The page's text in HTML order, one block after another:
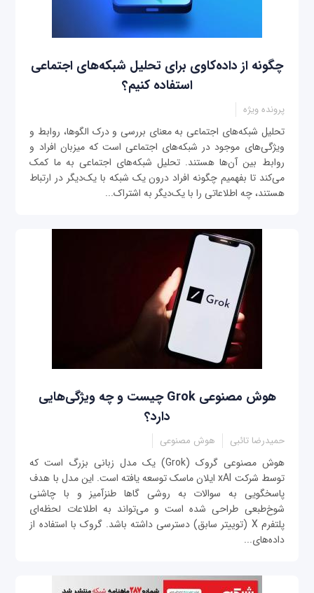
چگونه از داده‌کاوی برای تحلیل شبکه‌های اجتماعی
استفاده کنیم؟
پرونده ویژه
تحلیل شبکه‌های اجتماعی به معنای بررسی و درک الگوها، روابط و
ویژگی‌های موجود در شبکه‌های اجتماعی است که میزبان افراد و
روابط بین آن‌ها هستند. تحلیل شبکه‌های اجتماعی به ما کمک
می‌کند تا بفهمیم چگونه افراد درون یک شبکه با یک‌دیگر در ارتباط
هستند، چه اطلاعاتی را با یک‌دیگر به اشتراک...
هوش مصنوعی Grok چیست و چه ویژگی‌هایی
دارد؟
حمیدرضا تائبی هوش مصنوعی
هوش مصنوعی گروک (Grok) یک مدل زبانی بزرگ است که
توسط شرکت xAI ایلان ماسک توسعه یافته است. این مدل با هدف
پاسخگویی به سوالات به روشی گاها طنزآمیز و با چاشنی
شوخ‌طبعی طراحی شده است و می‌تواند به اطلاعات لحظه‌ای
پلتفرم X (توییتر سابق) دسترسی داشته باشد. گروک با استفاده از
داده‌های...